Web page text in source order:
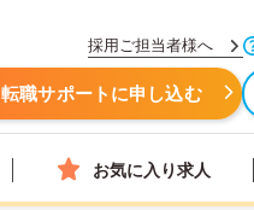
採用ご担当者様へ
転職サポートに申し込む
お気に入り求人